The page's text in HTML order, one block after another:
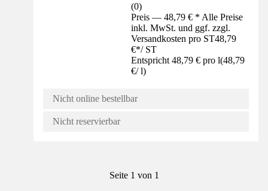
(0)
Preis — 48,79 € * Alle Preise
inkl. MwSt. und ggf. zzgl.
Versandkosten pro ST48,79
€*/ ST
Entspricht 48,79 € pro l(48,79
€/ l)
Nicht online bestellbar
Nicht reservierbar
Seite 1 von 1